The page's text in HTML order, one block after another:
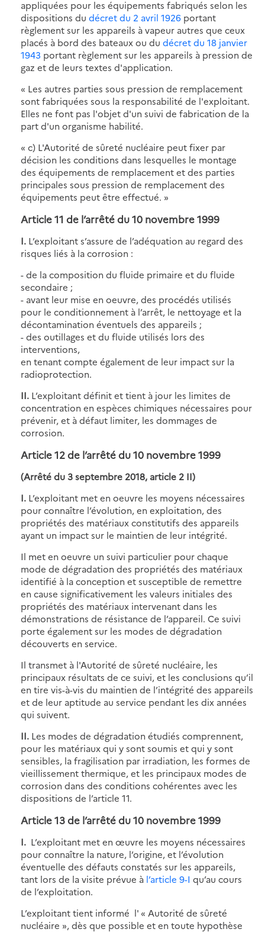
appliquées pour les équipements fabriqués selon les
dispositions du décret du 2 avril 1926 portant
règlement sur les appareils à vapeur autres que ceux
placés à bord des bateaux ou du décret du 18 janvier
1943 portant règlement sur les appareils à pression de
gaz et de leurs textes d'application.
« Les autres parties sous pression de remplacement
sont fabriquées sous la responsabilité de l'exploitant.
Elles ne font pas l'objet d'un suivi de fabrication de la
part d'un organisme habilité.
« c) L'Autorité de sûreté nucléaire peut fixer par
décision les conditions dans lesquelles le montage
des équipements de remplacement et des parties
principales sous pression de remplacement des
équipements peut être effectué. »
Article 11 de l’arrêté du 10 novembre 1999
I. L’exploitant s’assure de l’adéquation au regard des
risques liés à la corrosion :
- de la composition du fluide primaire et du fluide
secondaire ;
- avant leur mise en oeuvre, des procédés utilisés
pour le conditionnement à l’arrêt, le nettoyage et la
décontamination éventuels des appareils ;
- des outillages et du fluide utilisés lors des
interventions,
en tenant compte également de leur impact sur la
radioprotection.
II. L’exploitant définit et tient à jour les limites de
concentration en espèces chimiques nécessaires pour
prévenir, et à défaut limiter, les dommages de
corrosion.
Article 12 de l’arrêté du 10 novembre 1999
(Arrêté du 3 septembre 2018, article 2 II)
I. L’exploitant met en oeuvre les moyens nécessaires
pour connaître l’évolution, en exploitation, des
propriétés des matériaux constitutifs des appareils
ayant un impact sur le maintien de leur intégrité.
Il met en oeuvre un suivi particulier pour chaque
mode de dégradation des propriétés des matériaux
identifié à la conception et susceptible de remettre
en cause significativement les valeurs initiales des
propriétés des matériaux intervenant dans les
démonstrations de résistance de l’appareil. Ce suivi
porte également sur les modes de dégradation
découverts en service.
Il transmet à l'Autorité de sûreté nucléaire, les
principaux résultats de ce suivi, et les conclusions qu’il
en tire vis-à-vis du maintien de l’intégrité des appareils
et de leur aptitude au service pendant les dix années
qui suivent.
II. Les modes de dégradation étudiés comprennent,
pour les matériaux qui y sont soumis et qui y sont
sensibles, la fragilisation par irradiation, les formes de
vieillissement thermique, et les principaux modes de
corrosion dans des conditions cohérentes avec les
dispositions de l’article 11.
Article 13 de l’arrêté du 10 novembre 1999
I. L’exploitant met en œuvre les moyens nécessaires
pour connaître la nature, l’origine, et l’évolution
éventuelle des défauts constatés sur les appareils,
tant lors de la visite prévue à l’article 9-I qu’au cours
de l’exploitation.
L’exploitant tient informé l' « Autorité de sûreté
nucléaire », dès que possible et en toute hypothèse